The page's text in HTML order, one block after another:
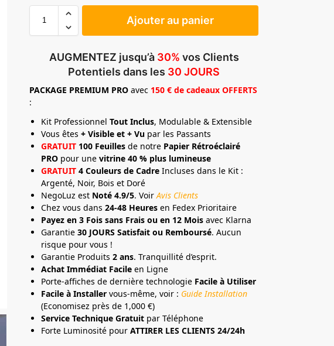
Ajouter au panier
AUGMENTEZ jusqu’à 30% vos Clients
Potentiels dans les 30 JOURS
PACKAGE PREMIUM PRO avec 150 € de cadeaux OFFERTS
:
Kit ProfessionnelTout Inclus, Modulable & Extensible
Vous êtes+ Visible et + Vu par les Passants
GRATUIT 100 Feuilles de notre Papier Rétroéclairé
PRO pour unevitrine 40 % plus lumineuse
GRATUIT 4 Couleurs de CadreIncluses dans le Kit :
Argenté, Noir, Bois et Doré
NegoLuz est Noté 4.9/5. VoirAvis Clients
Chez vous dans24-48 Heures en Fedex Prioritaire
Payez en 3 Fois sans Frais ou en 12 Mois avec Klarna
Garantie 30 JOURS Satisfait ou Remboursé. Aucun
risque pour vous !
Garantie Produits 2 ans. Tranquillité d’esprit.
Achat Immédiat Facile en Ligne
Porte-affiches de dernière technologie Facile à Utiliser
Facile à Installer vous-même, voir : Guide Installation
(Economisez près de 1,000 €)
Service Technique Gratuit par Téléphone
Forte Luminosité pourATTIRER LES CLIENTS 24/24h